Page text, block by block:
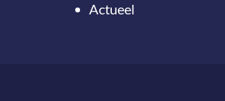
Actueel